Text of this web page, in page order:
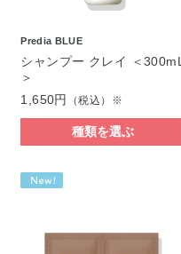
Predia BLUE
シャンプー クレイ ＜300mL
＞
1,650円
（税込）※
種類を選ぶ